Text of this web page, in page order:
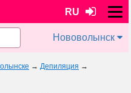
RU
Нововолынск
→ Депиляция →